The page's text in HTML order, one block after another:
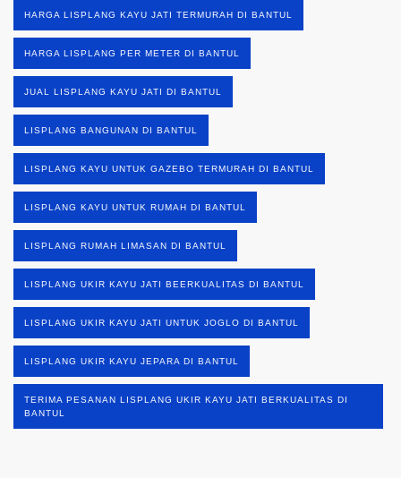
HARGA LISPLANG KAYU JATI TERMURAH DI BANTUL
HARGA LISPLANG PER METER DI BANTUL
JUAL LISPLANG KAYU JATI DI BANTUL
LISPLANG BANGUNAN DI BANTUL
LISPLANG KAYU UNTUK GAZEBO TERMURAH DI BANTUL
LISPLANG KAYU UNTUK RUMAH DI BANTUL
LISPLANG RUMAH LIMASAN DI BANTUL
LISPLANG UKIR KAYU JATI BEERKUALITAS DI BANTUL
LISPLANG UKIR KAYU JATI UNTUK JOGLO DI BANTUL
LISPLANG UKIR KAYU JEPARA DI BANTUL
TERIMA PESANAN LISPLANG UKIR KAYU JATI BERKUALITAS DI
BANTUL